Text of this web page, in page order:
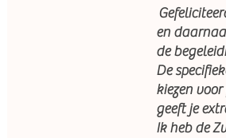
en
de
De
kiezen
geeft je
Ik heb de